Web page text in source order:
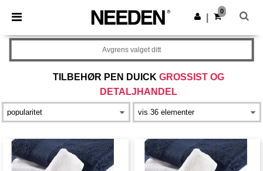
× Needen-app
Bedre priser i appen!
Last ned app
0
TILBEHØR PEN DUICK GROSSIST OG
DETALJHANDEL
Avgrens valget ditt